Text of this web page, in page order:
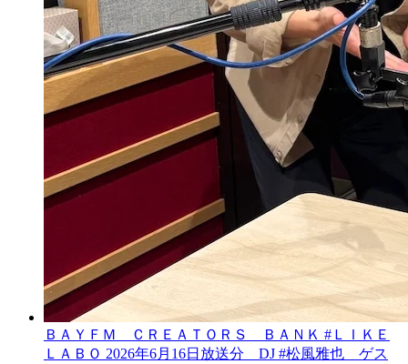
ＢＡＹＦＭ ＣＲＥＡＴＯＲＳ ＢＡＮＫ #ＬＩＫＥ
ＬＡＢＯ 2026年6月16日放送分 DJ #松風雅也 ゲス